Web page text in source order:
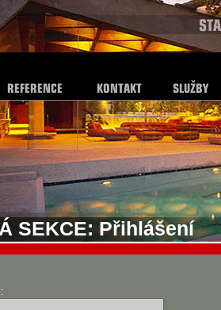
SEKCE: Přihlášení